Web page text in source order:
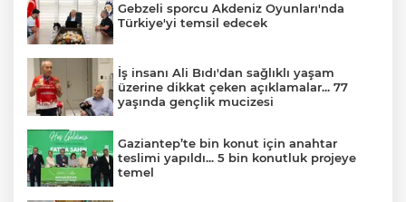
Gebzeli sporcu Akdeniz Oyunları'nda
Türkiye'yi temsil edecek
İş insanı Ali Bıdı'dan sağlıklı yaşam
üzerine dikkat çeken açıklamalar... 77
yaşında gençlik mucizesi
Gaziantep’te bin konut için anahtar
teslimi yapıldı... 5 bin konutluk projeye
temel